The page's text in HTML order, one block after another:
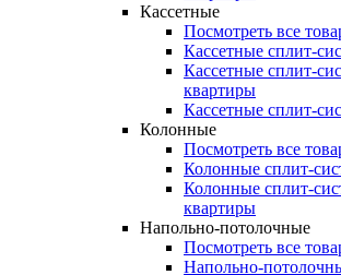
Кассетные
Посмотреть все
Кассетные сплит-
Кассетные сплит-
квартиры
Кассетные сплит-
Колонные
Посмотреть все
Колонные сплит-
Колонные сплит-
квартиры
Напольно-потолочные
Посмотреть все
Напольно-